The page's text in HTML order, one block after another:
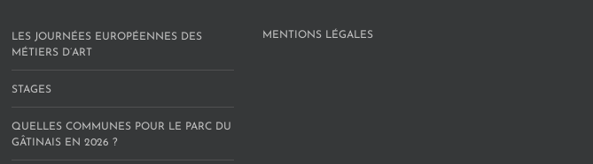
LES JOURNÉES EUROPÉENNES DES
MÉTIERS D’ART
STAGES
QUELLES COMMUNES POUR LE PARC DU
GÂTINAIS EN 2026 ?
MENTIONS LÉGALES